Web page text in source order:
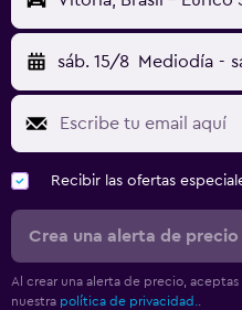
sáb. 15/8 Mediodía -
Recibir las ofertas
Crea una alerta de precio
Al crear una alerta de precio, aceptas
nuestra política de privacidad..